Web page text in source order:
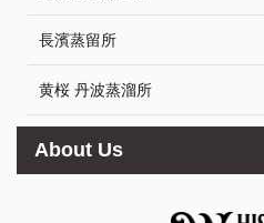
長濱蒸留所
黄桜 丹波蒸溜所
About Us